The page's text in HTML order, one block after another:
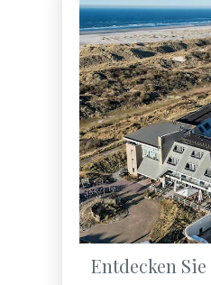
Entdecken